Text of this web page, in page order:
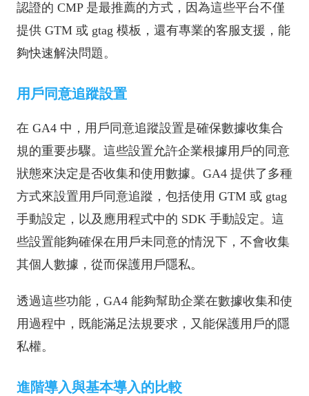
認證的 CMP 是最推薦的方式，因為這些平台不僅
提供 GTM 或 gtag 模板，還有專業的客服支援，能
夠快速解決問題。
用戶同意追蹤設置
在 GA4 中，用戶同意追蹤設置是確保數據收集合
規的重要步驟。這些設置允許企業根據用戶的同意
狀態來決定是否收集和使用數據。GA4 提供了多種
方式來設置用戶同意追蹤，包括使用 GTM 或 gtag
手動設定，以及應用程式中的 SDK 手動設定。這
些設置能夠確保在用戶未同意的情況下，不會收集
其個人數據，從而保護用戶隱私。
透過這些功能，GA4 能夠幫助企業在數據收集和使
用過程中，既能滿足法規要求，又能保護用戶的隱
私權。
進階導入與基本導入的比較